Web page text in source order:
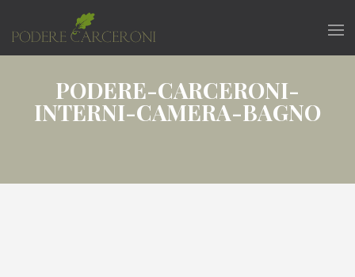
PODERE-CARCERONI-
INTERNI-CAMERA-BAGNO